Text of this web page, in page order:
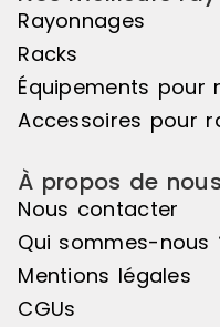
Rayonnages
Racks
Équipements pour
Accessoires pour
À propos de nous
Nous contacter
Qui sommes-nous
Mentions légales
CGUs